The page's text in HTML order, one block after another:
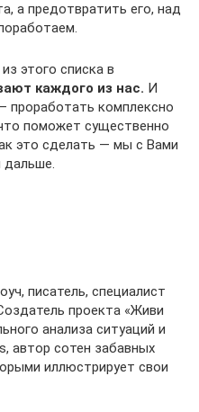
а предотвратить его, над
этого списка в
каждого из нас. И
проработать комплексно
поможет существенно
это сделать — мы с Вами
дальше.
писатель, специалист
проекта «Живи
анализа ситуаций и
автор сотен забавных
иллюстрирует свои